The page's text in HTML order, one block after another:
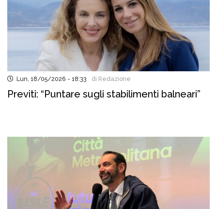
Lun, 18/05/2026 - 18:33 di Redazione
Previti: “Puntare sugli stabilimenti balneari”